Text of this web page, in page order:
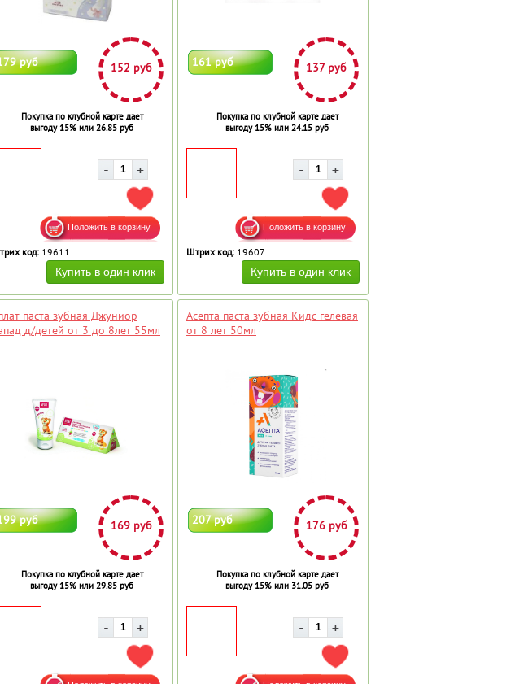
руб 152 руб
Покупка по клубной карте дает
выгоду 15% или 26.85 руб
ДОБАВИТЬ В ИЗБРАННОЕ
код: 19611
161 руб 137 руб
Покупка по клубной карте дает
выгоду 15% или 24.15 руб
ДОБАВИТЬ В ИЗБРАННОЕ
Штрих код: 19607
паста зубная Джуниор
д/детей от 3 до 8лет 55мл
руб 169 руб
Покупка по клубной карте дает
выгоду 15% или 29.85 руб
ДОБАВИТЬ В ИЗБРАННОЕ
Асепта паста зубная Кидс гелевая
от 8 лет 50мл
207 руб 176 руб
Покупка по клубной карте дает
выгоду 15% или 31.05 руб
ДОБАВИТЬ В ИЗБРАННОЕ